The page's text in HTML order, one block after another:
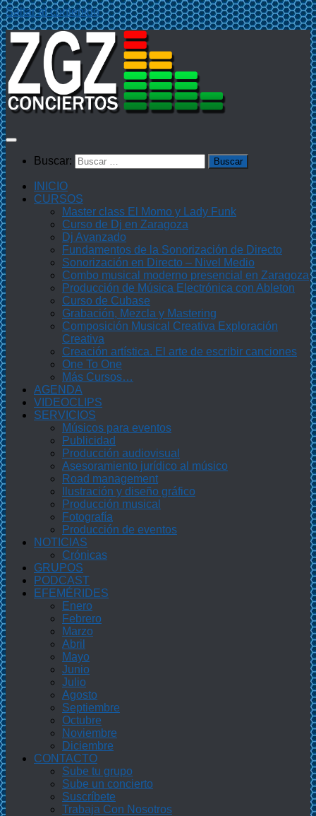
Saltar al contenido
Buscar:
INICIO
CURSOS
Master class El Momo y Lady Funk
Curso de Dj en Zaragoza
Dj Avanzado
Fundamentos de la Sonorización de Directo
Sonorización en Directo – Nivel Medio
Combo musical moderno presencial en Zaragoza
Producción de Música Electrónica con Ableton
Curso de Cubase
Grabación, Mezcla y Mastering
Composición Musical Creativa Exploración
Creativa
Creación artística. El arte de escribir canciones
One To One
Más Cursos…
AGENDA
VIDEOCLIPS
SERVICIOS
Músicos para eventos
Publicidad
Producción audiovisual
Asesoramiento jurídico al músico
Road management
Ilustración y diseño gráfico
Producción musical
Fotografía
Producción de eventos
NOTICIAS
Crónicas
GRUPOS
PODCAST
EFEMÉRIDES
Enero
Febrero
Marzo
Abril
Mayo
Junio
Julio
Agosto
Septiembre
Octubre
Noviembre
Diciembre
CONTACTO
Sube tu grupo
Sube un concierto
Suscríbete
Trabaja Con Nosotros